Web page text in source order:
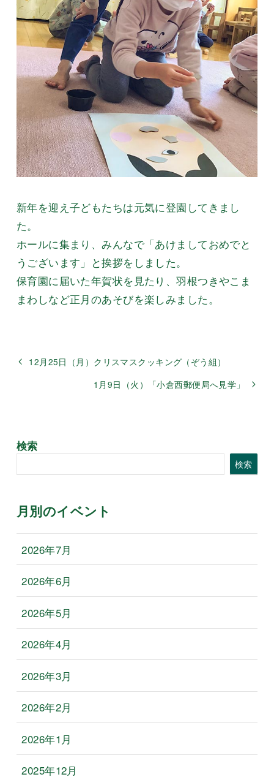
新年を迎え子どもたちは元気に登園してきまし
た。
ホールに集まり、みんなで「あけましておめでと
うございます」と挨拶をしました。
保育園に届いた年賀状を見たり、羽根つきやこま
まわしなど正月のあそびを楽しみました。
12月25日（月）クリスマスクッキング（ぞう組）
1月9日（火）「小倉西郵便局へ見学」
検索
検索
月別のイベント
2026年7月
2026年6月
2026年5月
2026年4月
2026年3月
2026年2月
2026年1月
2025年12月